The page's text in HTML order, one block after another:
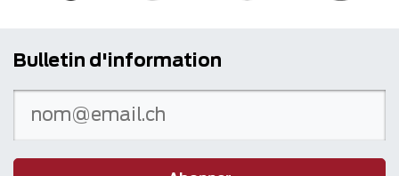
Bulletin d'information